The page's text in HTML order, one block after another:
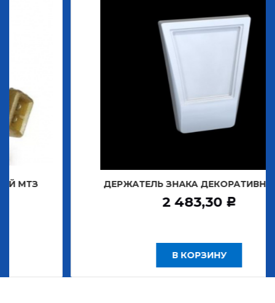
ДЕРЖАТЕЛЬ ЗНАКА ДЕКОРАТИВНОГО Т
2 483,30 Р
В КОРЗИНУ